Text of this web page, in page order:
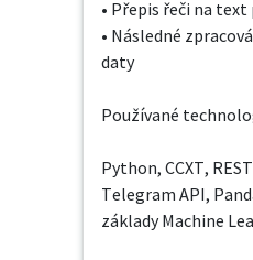
• Přepis řeči na
• Následné
daty
Používané
Python, CCXT,
Telegram API,
základy Machine